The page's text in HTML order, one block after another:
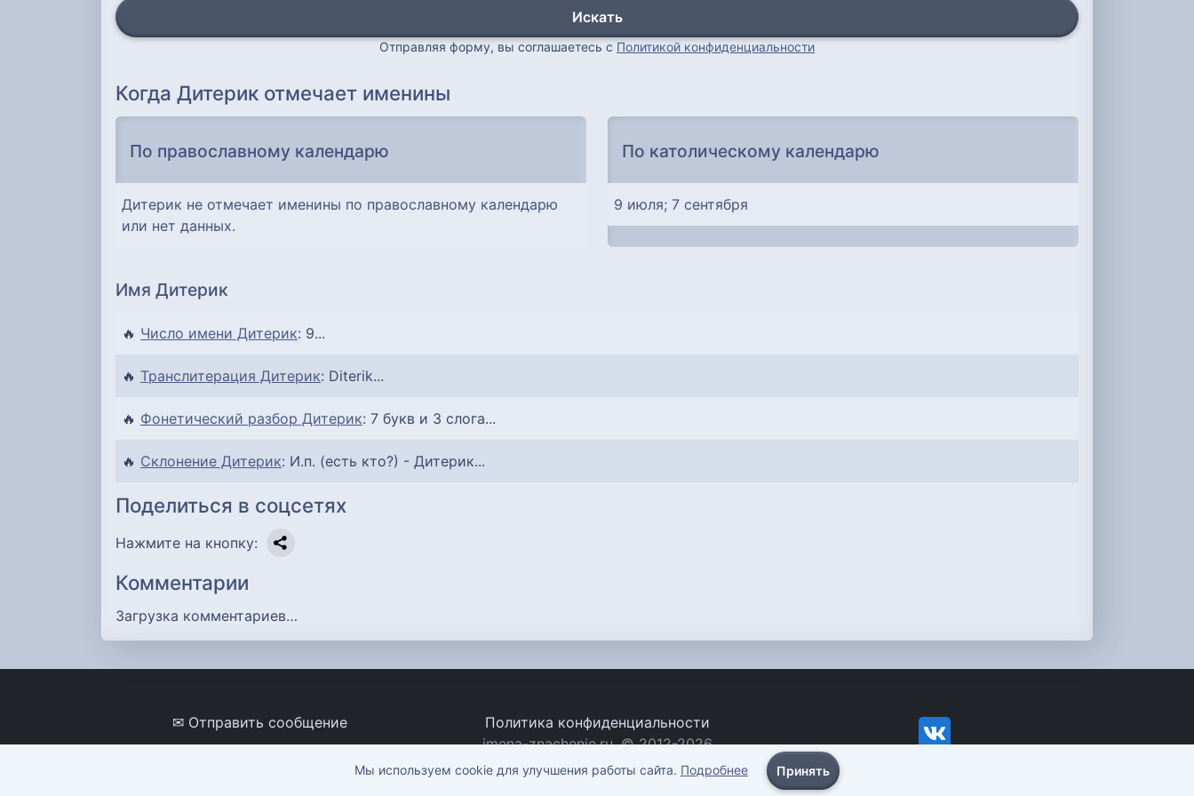
Искать
Отправляя форму, вы соглашаетесь с Политикой конфиденциальности
Когда Дитерик отмечает именины
По православному календарю
Дитерик не отмечает именины по православному календарю
или нет данных.
По католическому календарю
9 июля; 7 сентября
Имя Дитерик
🔥 Число имени Дитерик: 9...
🔥 Транслитерация Дитерик: Diterik...
🔥 Фонетический разбор Дитерик: 7 букв и 3 слога...
🔥 Склонение Дитерик: И.п. (есть кто?) - Дитерик...
Поделиться в соцсетях
Нажмите на кнопку:
Комментарии
Загрузка комментариев…
✉ Отправить сообщение
Политика конфиденциальности
imena-znachenie.ru, © 2012-2026
Мы используем cookie для улучшения работы сайта. Подробнее Принять